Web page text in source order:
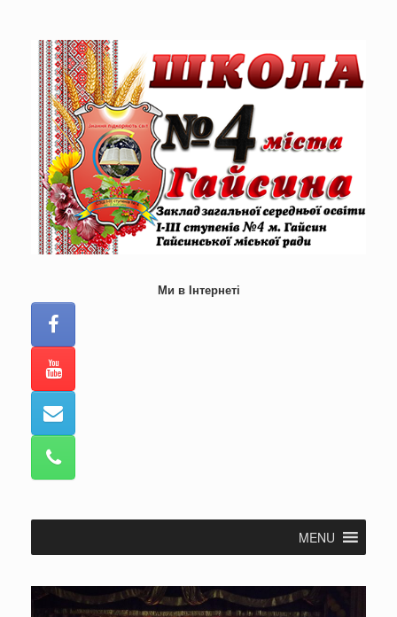
Ми в Інтернеті
MENU